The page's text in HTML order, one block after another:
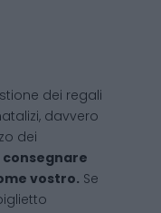
dei regali
davvero
dei
vostro. Se